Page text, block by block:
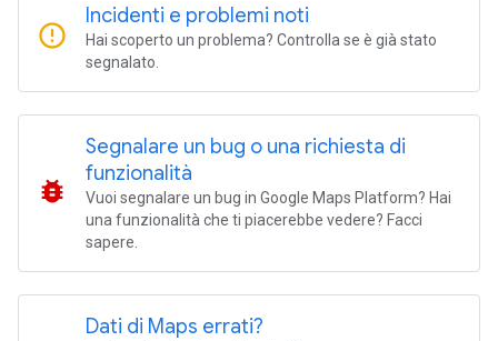
error_outline
Incidenti e problemi noti
Hai scoperto un problema? Controlla se è già stato
segnalato.
bug_report
Segnalare un bug o una richiesta di
funzionalità
Vuoi segnalare un bug in Google Maps Platform? Hai
una funzionalità che ti piacerebbe vedere? Facci
sapere.
Dati di Maps errati?